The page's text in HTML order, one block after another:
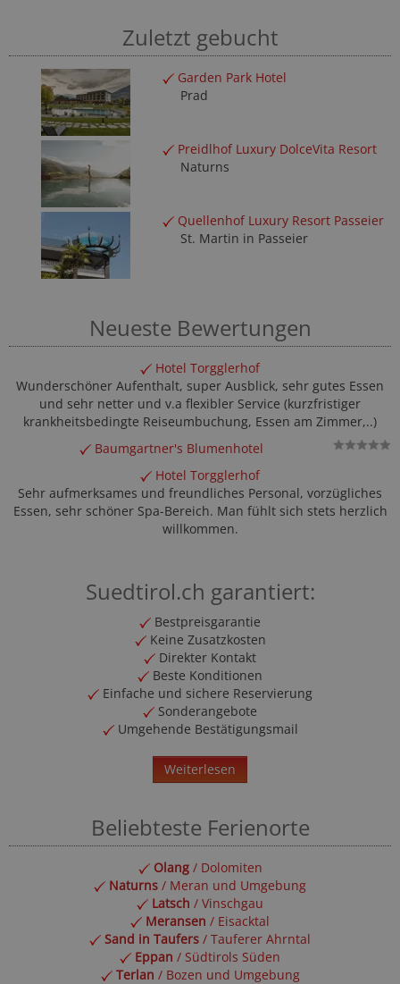
Zuletzt gebucht
Garden Park Hotel
Prad
Preidlhof Luxury DolceVita Resort
Naturns
Quellenhof Luxury Resort Passeier
St. Martin in Passeier
Neueste Bewertungen
Hotel Torgglerhof
Wunderschöner Aufenthalt, super Ausblick, sehr gutes Essen
und sehr netter und v.a flexibler Service (kurzfristiger
krankheitsbedingte Reiseumbuchung, Essen am Zimmer,..)
Baumgartner's Blumenhotel
Hotel Torgglerhof
Sehr aufmerksames und freundliches Personal, vorzügliches
Essen, sehr schöner Spa-Bereich. Man fühlt sich stets herzlich
willkommen.
Suedtirol.ch garantiert:
Bestpreisgarantie
Keine Zusatzkosten
Direkter Kontakt
Beste Konditionen
Einfache und sichere Reservierung
Sonderangebote
Umgehende Bestätigungsmail
Weiterlesen
Beliebteste Ferienorte
Olang/ Dolomiten
Naturns / Meran und Umgebung
Latsch / Vinschgau
Meransen / Eisacktal
Sand in Taufers / Tauferer Ahrntal
Eppan / Südtirols Süden
Terlan / Bozen und Umgebung